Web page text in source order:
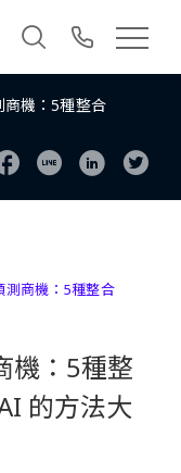
商機：5種整合
測商機：5種整合
機：5種整
的方法大